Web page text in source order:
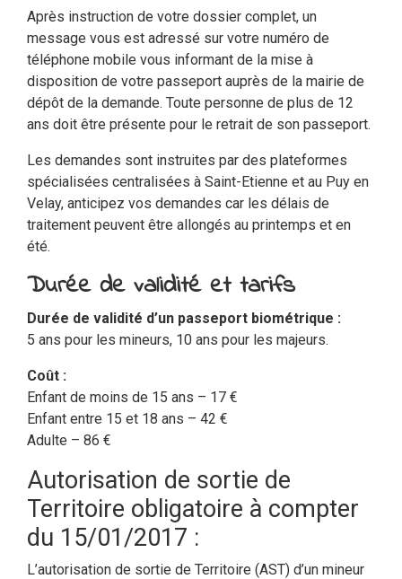
Après instruction de votre dossier complet, un
message vous est adressé sur votre numéro de
téléphone mobile vous informant de la mise à
disposition de votre passeport auprès de la mairie de
dépôt de la demande. Toute personne de plus de 12
ans doit être présente pour le retrait de son passeport.
Les demandes sont instruites par des plateformes
spécialisées centralisées à Saint-Etienne et au Puy en
Velay, anticipez vos demandes car les délais de
traitement peuvent être allongés au printemps et en
été.
Durée de validité et tarifs
Durée de validité d’un passeport biométrique :
5 ans pour les mineurs, 10 ans pour les majeurs.
Coût :
Enfant de moins de 15 ans – 17 €
Enfant entre 15 et 18 ans – 42 €
Adulte – 86 €
Autorisation de sortie de
Territoire obligatoire à compter
du 15/01/2017 :
L’autorisation de sortie de Territoire (AST) d’un mineur